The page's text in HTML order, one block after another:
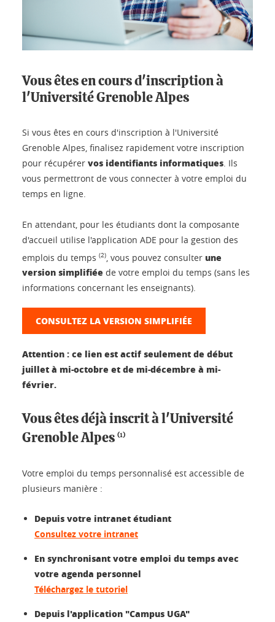
Vous êtes en cours d'inscription à
l'Université Grenoble Alpes
Si vous êtes en cours d'inscription à l'Université
Grenoble Alpes, finalisez rapidement votre inscription
pour récupérer vos identifiants informatiques . Ils
vous permettront de vous connecter à votre emploi du
temps en ligne.
En attendant, pour les étudiants dont la composante
d'accueil utilise l'application ADE pour la gestion des
emplois du temps (2) , vous pouvez consulter une
version simplifiée de votre emploi du temps (sans les
informations concernant les enseignants).
CONSULTEZ LA VERSION SIMPLIFIÉE
Attention : ce lien est actif seulement de début
juillet à mi-octobre et de mi-décembre à mi-
février.
Vous êtes déjà inscrit à l'Université
Grenoble Alpes (1)
Votre emploi du temps personnalisé est accessible de
plusieurs manière :
Depuis votre intranet étudiant
Consultez votre intranet
En synchronisant votre emploi du temps avec
votre agenda personnel
Téléchargez le tutoriel
Depuis l'application "Campus UGA"